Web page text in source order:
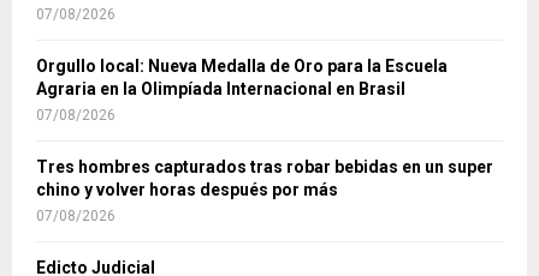
07/08/2026
Orgullo local: Nueva Medalla de Oro para la Escuela
Agraria en la Olimpíada Internacional en Brasil
07/08/2026
Tres hombres capturados tras robar bebidas en un super
chino y volver horas después por más
07/08/2026
Edicto Judicial